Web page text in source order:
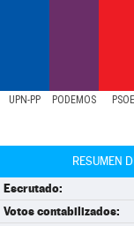
UPN-PP PODEMOS PSOE
RESUMEN
Escrutado:
Votos contabilizados: